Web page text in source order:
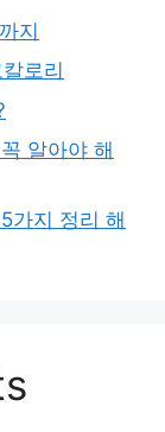
지
로리
알아야 해
가지 정리 해